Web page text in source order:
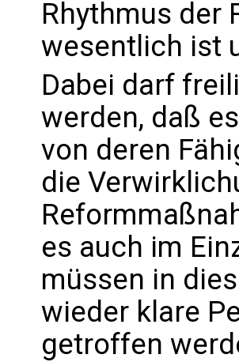
Rhythmus der
wesentlich ist
Dabei darf
werden, daß
von deren
die
es auch im
müssen in
wieder klare
getroffen